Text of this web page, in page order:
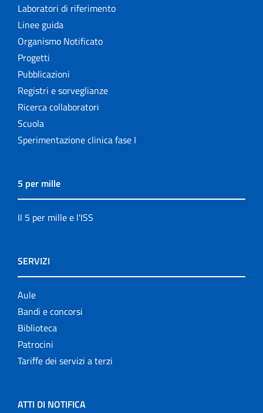
Laboratori di riferimento
Linee guida
Organismo Notificato
Progetti
Pubblicazioni
Registri e sorveglianze
Ricerca collaboratori
Scuola
Sperimentazione clinica fase I
5 per mille
Il 5 per mille e l'ISS
SERVIZI
Aule
Bandi e concorsi
Biblioteca
Patrocini
Tariffe dei servizi a terzi
ATTI DI NOTIFICA